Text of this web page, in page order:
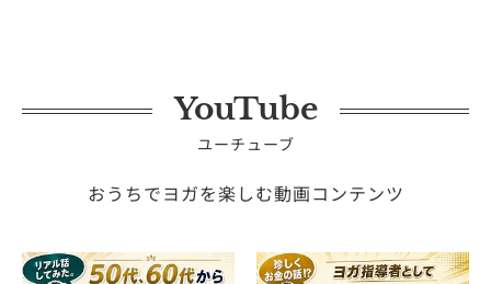
YouTube
ユーチューブ
おうちでヨガを楽しむ動画コンテンツ